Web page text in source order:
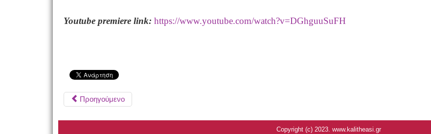
Youtube premiere link: https://www.youtube.com/watch?v=DGhguuSuFH
Προηγούμενο
Copyright (c) 2023. www.kalitheasi.gr